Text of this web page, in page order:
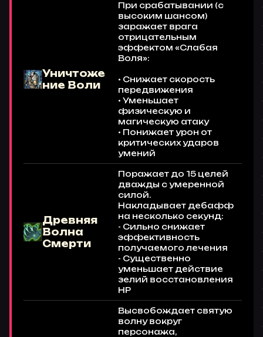
Уничтоже
ние Воли
При срабатывании (с
высоким шансом)
заражает врага
отрицательным
эффектом «Слабая
Воля»:
• Снижает скорость
передвижения
• Уменьшает
физическую и
магическую атаку
• Понижает урон от
критических ударов
умений
Древняя
Волна
Смерти
Поражает до 15 целей
дважды с умеренной
силой.
Накладывает дебафф
на несколько секунд:
- Сильно снижает
эффективность
получаемого лечения
- Существенно
уменьшает действие
зелий восстановления
HP
Высвобождает святую
волну вокруг
персонажа,